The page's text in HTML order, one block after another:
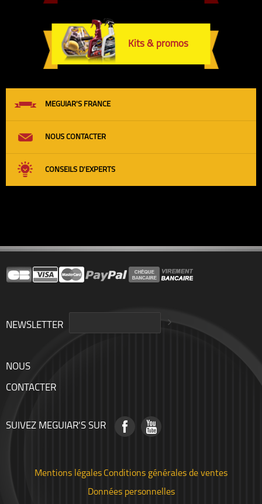
Kits & promos
MEGUIAR'S FRANCE
NOUS CONTACTER
CONSEILS D'EXPERTS
NEWSLETTER
NOUS
CONTACTER
SUIVEZ MEGUIAR'S SUR
Mentions légales Conditions générales de ventes
Données personnelles